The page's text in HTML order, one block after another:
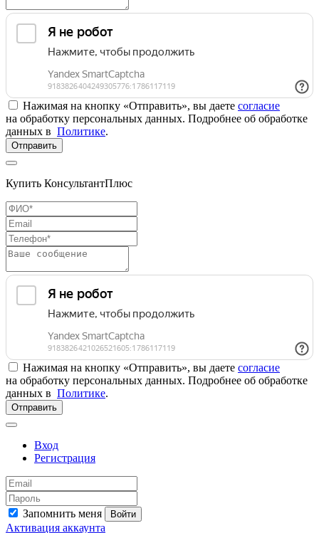
Нажимая на кнопку «Отправить», вы даете согласие
на обработку персональных данных. Подробнее об обработке
данных в Политике.
Отправить
Купить КонсультантПлюс
Нажимая на кнопку «Отправить», вы даете согласие
на обработку персональных данных. Подробнее об обработке
данных в Политике.
Отправить
Вход
Регистрация
Запомнить меня Войти
Активация аккаунта